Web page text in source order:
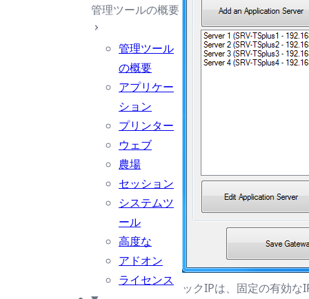
管理ツールの概要
管理ツール
の概要
アプリケー
ション
プリンター
ウェブ
農場
セッション
システムツ
ール
高度な
アドオン
ライセンス
ックIPは、固定の有効